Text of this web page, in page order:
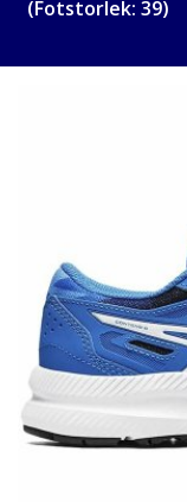
(Fotstorlek: 39)